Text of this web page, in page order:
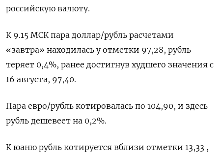
российскую валюту.
К 9.15 МСК пара доллар/рубль расчетами
«завтра» находилась у отметки 97,28, рубль
теряет 0,4%, ранее достигнув худшего значения с
16 августа, 97,40.
Пара евро/рубль котировалась по 104,90, и здесь
рубль дешевеет на 0,2%.
К юаню рубль котируется вблизи отметки 13,33 ,